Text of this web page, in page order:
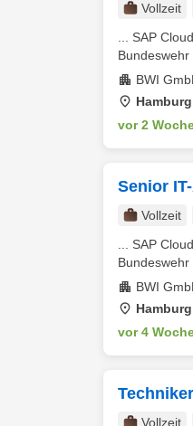
Vollzeit
... SAP
Bundeswehr
BWI
Hamburg
vor 2
Senior
Vollzeit
... SAP
Bundeswehr
BWI
Hamburg
vor 4
Vollzeit